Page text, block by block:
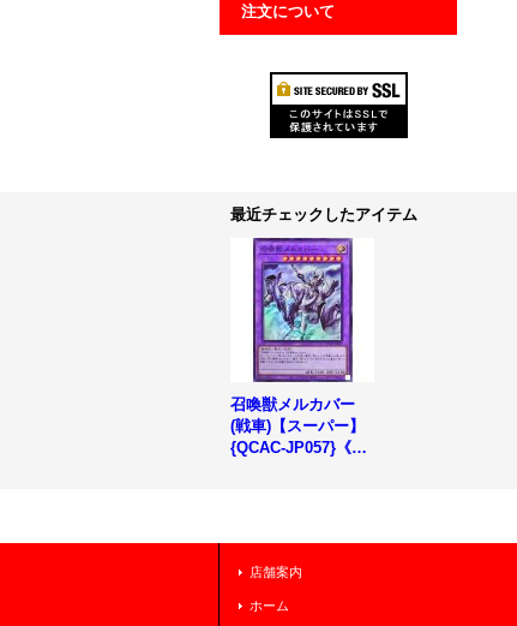
注文について
最近チェックしたアイテム
召喚獣メルカバー
(戦車)【スーパー】
{QCAC-JP057}《融
店舗案内
ホーム